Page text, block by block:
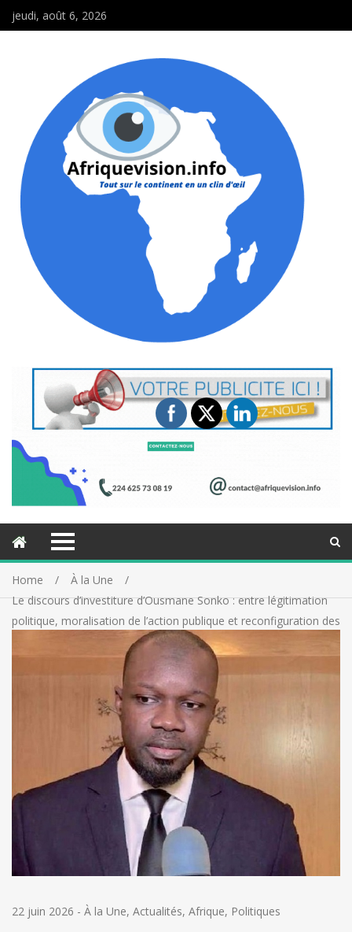
jeudi, août 6, 2026
Home
À la Une
Le discours d’investiture d’Ousmane Sonko : entre légitimation
politique, moralisation de l’action publique et reconfiguration des
22 juin 2026 - À la Une, Actualités, Afrique, Politiques